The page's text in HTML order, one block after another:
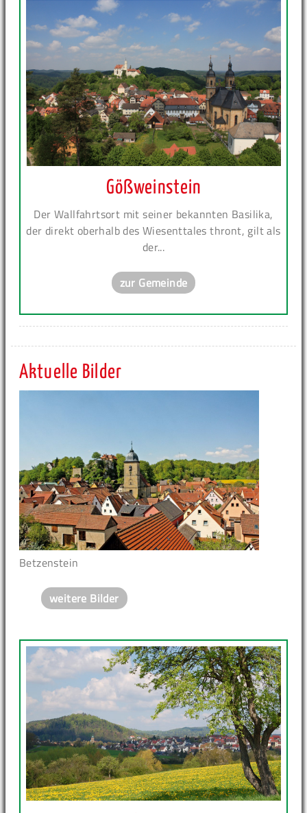
Gößweinstein
Der Wallfahrtsort mit seiner bekannten Basilika,
der direkt oberhalb des Wiesenttales thront, gilt als
der...
zur Gemeinde
Aktuelle Bilder
Betzenstein
weitere Bilder